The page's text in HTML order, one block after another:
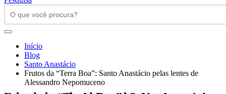
Início
Blog
Santo Anastácio
Frutos da “Terra Boa”: Santo Anastácio pelas lentes de
Alessandro Nepomuceno